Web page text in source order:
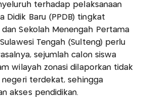
terhadap pelaksanaan
Didik Baru (PPDB) tingkat
dan Sekolah Menengah Pertama
Tengah (Sulteng) perlu
sejumlah calon siswa
wilayah zonasi dilaporkan tidak
terdekat, sehingga
akses pendidikan.